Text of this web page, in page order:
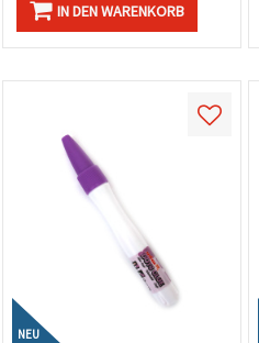
IN DEN WARENKORB
NEU